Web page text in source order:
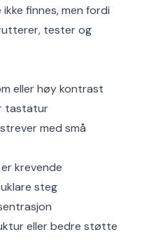
finnes, men fordi
tester og
eller høy kontrast
tastatur
med små
krevende
steg
eller bedre støtte